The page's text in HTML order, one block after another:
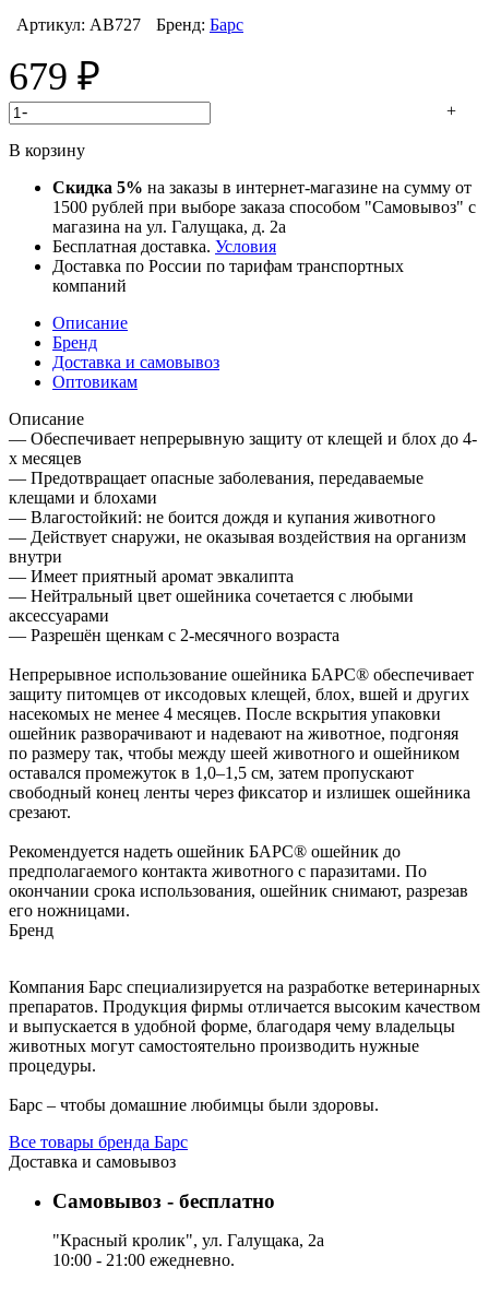
Артикул: АВ727 Бренд: Барс
679 ₽
- +
В корзину
Скидка 5% на заказы в интернет-магазине на сумму от
1500 рублей при выборе заказа способом "Самовывоз" с
магазина на ул. Галущака, д. 2а
Бесплатная доставка. Условия
Доставка по России по тарифам транспортных
компаний
Описание
Бренд
Доставка и самовывоз
Оптовикам
Описание
— Обеспечивает непрерывную защиту от клещей и блох до 4-
х месяцев
— Предотвращает опасные заболевания, передаваемые
клещами и блохами
— Влагостойкий: не боится дождя и купания животного
— Действует снаружи, не оказывая воздействия на организм
внутри
— Имеет приятный аромат эвкалипта
— Нейтральный цвет ошейника сочетается с любыми
аксессуарами
— Разрешён щенкам с 2-месячного возраста
Непрерывное использование ошейника БАРС® обеспечивает
защиту питомцев от иксодовых клещей, блох, вшей и других
насекомых не менее 4 месяцев. После вскрытия упаковки
ошейник разворачивают и надевают на животное, подгоняя
по размеру так, чтобы между шеей животного и ошейником
оставался промежуток в 1,0–1,5 см, затем пропускают
свободный конец ленты через фиксатор и излишек ошейника
срезают.
Рекомендуется надеть ошейник БАРС® ошейник до
предполагаемого контакта животного с паразитами. По
окончании срока использования, ошейник снимают, разрезав
его ножницами.
Бренд
Компания Барс специализируется на разработке ветеринарных
препаратов. Продукция фирмы отличается высоким качеством
и выпускается в удобной форме, благодаря чему владельцы
животных могут самостоятельно производить нужные
процедуры.
Барс – чтобы домашние любимцы были здоровы.
Все товары бренда Барс
Доставка и самовывоз
Самовывоз - бесплатно
"Красный кролик", ул. Галущака, 2а
10:00 - 21:00 ежедневно.